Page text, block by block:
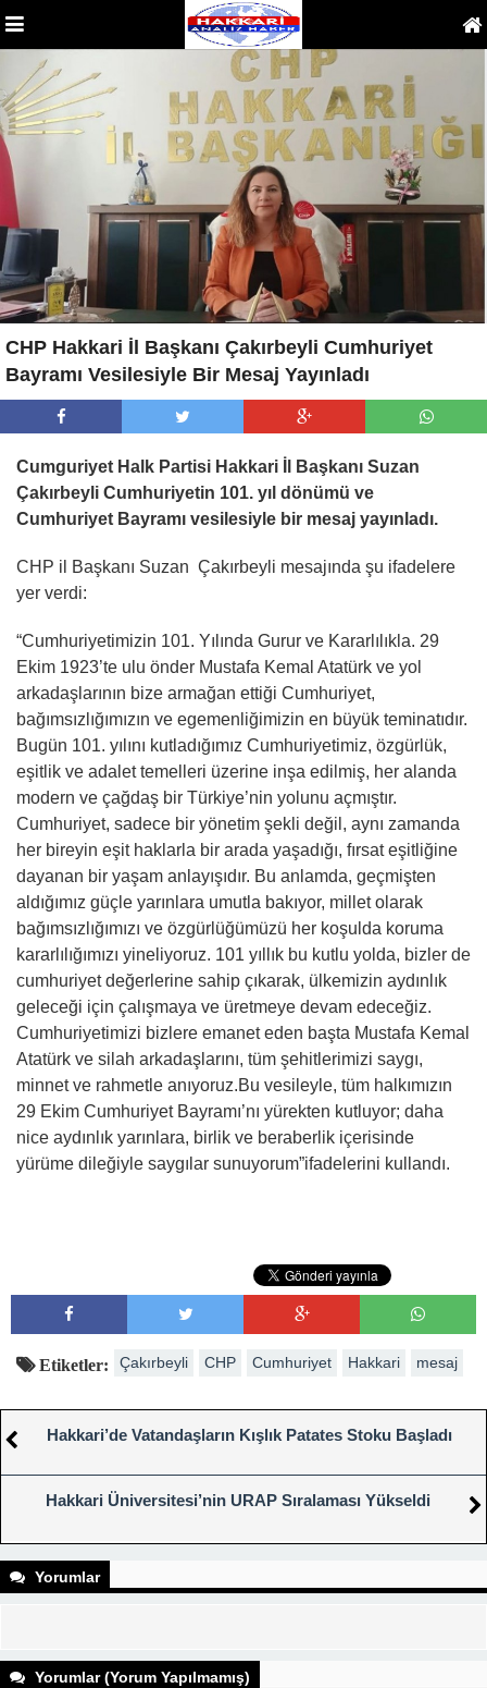
CHP Hakkari İl Başkanı Çakırbeyli Cumhuriyet
Bayramı Vesilesiyle Bir Mesaj Yayınladı
Cumguriyet Halk Partisi Hakkari İl Başkanı Suzan
Çakırbeyli Cumhuriyetin 101. yıl dönümü ve
Cumhuriyet Bayramı vesilesiyle bir mesaj yayınladı.
CHP il Başkanı Suzan Çakırbeyli mesajında şu ifadelere
yer verdi:
“Cumhuriyetimizin 101. Yılında Gurur ve Kararlılıkla. 29
Ekim 1923’te ulu önder Mustafa Kemal Atatürk ve yol
arkadaşlarının bize armağan ettiği Cumhuriyet,
bağımsızlığımızın ve egemenliğimizin en büyük teminatıdır.
Bugün 101. yılını kutladığımız Cumhuriyetimiz, özgürlük,
eşitlik ve adalet temelleri üzerine inşa edilmiş, her alanda
modern ve çağdaş bir Türkiye’nin yolunu açmıştır.
Cumhuriyet, sadece bir yönetim şekli değil, aynı zamanda
her bireyin eşit haklarla bir arada yaşadığı, fırsat eşitliğine
dayanan bir yaşam anlayışıdır. Bu anlamda, geçmişten
aldığımız güçle yarınlara umutla bakıyor, millet olarak
bağımsızlığımızı ve özgürlüğümüzü her koşulda koruma
kararlılığımızı yineliyoruz. 101 yıllık bu kutlu yolda, bizler de
cumhuriyet değerlerine sahip çıkarak, ülkemizin aydınlık
geleceği için çalışmaya ve üretmeye devam edeceğiz.
Cumhuriyetimizi bizlere emanet eden başta Mustafa Kemal
Atatürk ve silah arkadaşlarını, tüm şehitlerimizi saygı,
minnet ve rahmetle anıyoruz.Bu vesileyle, tüm halkımızın
29 Ekim Cumhuriyet Bayramı’nı yürekten kutluyor; daha
nice aydınlık yarınlara, birlik ve beraberlik içerisinde
yürüme dileğiyle saygılar sunuyorum”ifadelerini kullandı.
Etiketler: Çakırbeyli CHP Cumhuriyet Hakkari mesaj
Hakkari’de Vatandaşların Kışlık Patates Stoku Başladı
Hakkari Üniversitesi’nin URAP Sıralaması Yükseldi
Yorumlar
Yorumlar (Yorum Yapılmamış)